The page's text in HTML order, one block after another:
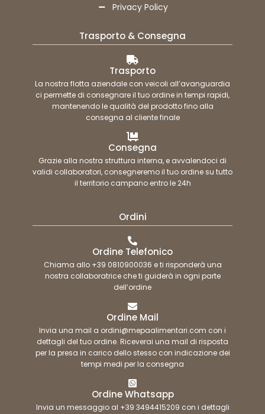
Privacy Policy
Trasporto & Consegna
Trasporto
La nostra flotta aziendale con veicoli all’avanguardia
ci permette di consegnare il tuo ordine in tempi rapidi,
mantenendo le qualità del prodotto fino alla
consegna al cliente finale
Consegna
Grazie alla nostra struttura interna, e avvalendoci di
validi collaboratori, consegneremo il tuo ordine su tutto
il territorio campano entro le 24h
Ordini
Ordine Telefonico
Chiama allo +39 0810900036 e ti risponderà una
nostra collaboratrice che ti guiderà in ogni parte
dell’ordine
Ordine Mail
Invia una mail a ordini@mepaalimentari.com con i
dettagli del tuo ordine. Riceverai una mail di risposta
per la presa in carico dello stesso con indicazione dei
tempi medi per la consegna
Ordine Whatsapp
Invia un messaggio al +39 3494415209 con i dettagli